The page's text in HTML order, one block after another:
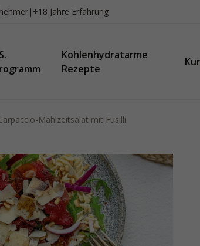
| +18 Jahre Erfahrung
Kohlenhydratarme
Rezepte
Mahlzeitsalat mit Fusilli